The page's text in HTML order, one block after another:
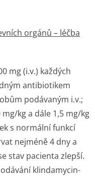
orgánů – léčba
mg (i.v.) každých
antibiotikem
podávaným i.v.;
kg a dále 1,5 mg/kg
s normální funkcí
nejméně 4 dny a
stav pacienta zlepší.
klindamycin-